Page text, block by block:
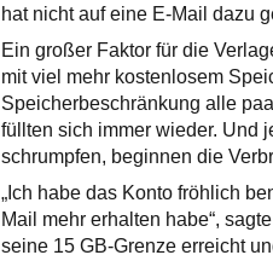
hat nicht auf eine E-Mail dazu
Ein großer Faktor für die
mit viel mehr kostenlosem
Speicherbeschränkung alle
füllten sich immer wieder. Und
schrumpfen, beginnen die
„Ich habe das Konto fröhlich
Mail mehr erhalten habe“,
seine 15 GB-Grenze erreicht